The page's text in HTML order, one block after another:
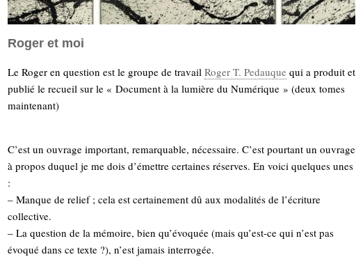
Roger et moi
Le Roger en question est le groupe de travail Roger T. Pedauque qui a produit et
publié le recueil sur le « Document à la lumière du Numérique » (deux tomes
maintenant)
C’est un ouvrage important, remarquable, nécessaire. C’est pourtant un ouvrage
à propos duquel je me dois d’émettre certaines réserves. En voici quelques unes
:
– Manque de relief ; cela est certainement dû aux modalités de l’écriture
collective.
– La question de la mémoire, bien qu’évoquée (mais qu’est-ce qui n’est pas
évoqué dans ce texte ?), n’est jamais interrogée.